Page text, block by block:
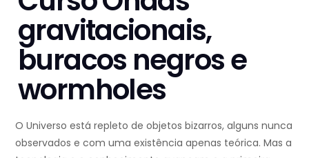
gravitacionais,
buracos negros e
wormholes
O Universo está repleto de objetos bizarros, alguns nunca
observados e com uma existência apenas teórica. Mas a